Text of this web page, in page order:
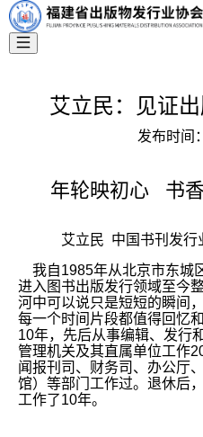
艾立民：见证
发布时间：
年轮映初心 书
艾立民 中国书刊发行
我自1985年从北京市东城
进入图书出版发行领域至今
河中可以说只是短短的瞬间
每一个时间片段都值得回忆
10年，先后从事编辑、发行
管理机关及其直属单位工作
闻报刊司、财务司、办公厅
馆）等部门工作过。退休后
工作了10年。